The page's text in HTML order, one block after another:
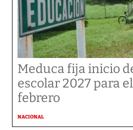
Meduca fija inicio
escolar 2027 para
febrero
NACIONAL